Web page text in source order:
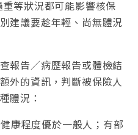
等狀況都可能影響核保
建議要趁年輕、尚無體況
報告／病歷報告或體檢結
外的資訊，判斷被保險人
體況：
康程度優於一般人；有部